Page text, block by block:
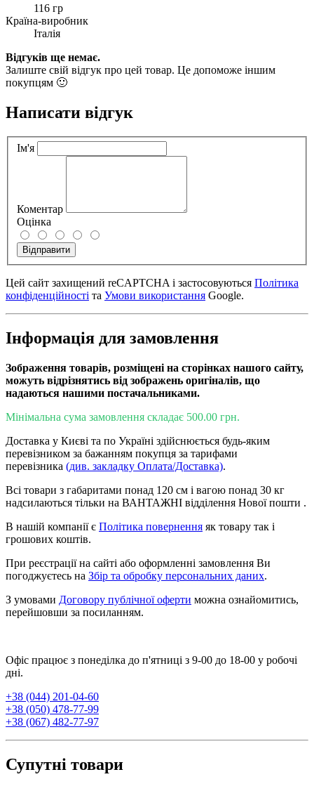
116 гр
Країна-виробник
Італія
Відгуків ще немає.
Залиште свій відгук про цей товар. Це допоможе іншим
покупцям 🙂
Написати відгук
Ім'я
Коментар
Оцінка
Відправити
Цей сайт захищений reCAPTCHA і застосовуються Політика
конфіденційності та Умови використання Google.
Інформація для замовлення
Зображення товарів, розміщені на сторінках нашого сайту,
можуть відрізнятись від зображень оригіналів, що
надаються нашими постачальниками.
Мінімальна сума замовлення складає 500.00 грн.
Доставка у Києві та по Україні здійснюється будь-яким
перевізником за бажанням покупця за тарифами
перевізника (див. закладку Оплата/Доставка).
Всі товари з габаритами понад 120 см і вагою понад 30 кг
надсилаються тільки на ВАНТАЖНІ відділення Нової пошти .
В нашій компанії є Політика повернення як товару так і
грошових коштів.
При реєстрації на сайті або оформленні замовлення Ви
погоджуєтесь на Збір та обробку персональних даних.
З умовами Договору публічної оферти можна ознайомитись,
перейшовши за посиланням.
Офіс працює з понеділка до п'ятниці з 9-00 до 18-00 у робочі
дні.
+38 (044) 201-04-60
+38 (050) 478-77-99
+38 (067) 482-77-97
Супутні товари